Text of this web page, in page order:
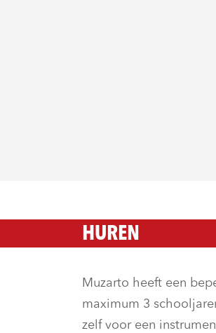
HUREN
Muzarto heeft een
maximum 3
zelf voor een